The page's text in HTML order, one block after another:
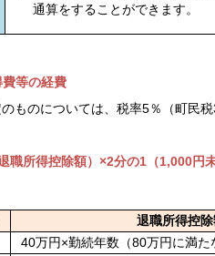
通算をすることができます。
等の経費
ものについては、税率5％（町民税
所得控除額）×2分の1（1,000円未
退職所得控
40万円×勤続年数（80万円に満た